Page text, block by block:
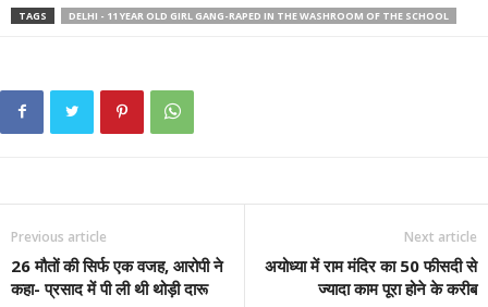
TAGS DELHI - 11 YEAR OLD GIRL GANG-RAPED IN THE WASHROOM OF THE SCHOOL
Previous article
26 मौतों की सिर्फ एक वजह, आरोपी ने
कहा- प्रसाद में पी ली थी थोड़ी दारू
Next article
अयोध्या में राम मंदिर का 50 फीसदी से
ज्यादा काम पूरा होने के करीब